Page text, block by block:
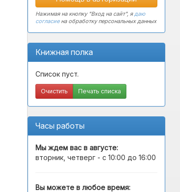
Нажимая на кнопку "Вход на сайт", ядаю
согласиена обработку персональных данных
Книжная полка
Список пуст.
Очистить Печать списка
Часы работы
Мы ждем вас в августе:
вторник, четверг - с 10:00 до 16:00
Вы можете в любое время: